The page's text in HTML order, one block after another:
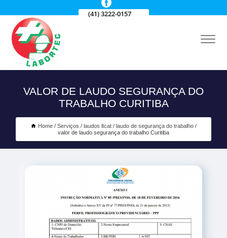
(41) 3222-0157
VALOR DE LAUDO SEGURANÇA DO
TRABALHO CURITIBA
Home Serviços laudos ltcat
laudo de segurança do trabalho
valor de laudo segurança do trabalho Curitiba